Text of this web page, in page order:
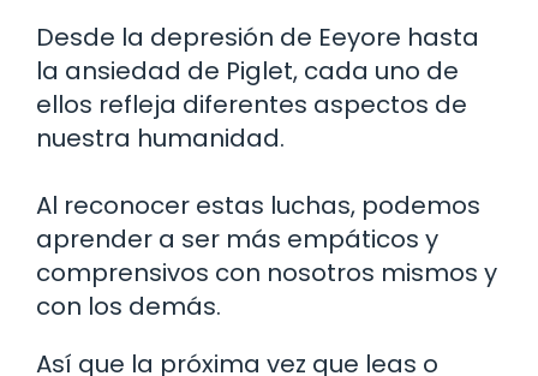
Desde la depresión de Eeyore hasta
la ansiedad de Piglet, cada uno de
ellos refleja diferentes aspectos de
nuestra humanidad.
Al reconocer estas luchas, podemos
aprender a ser más empáticos y
comprensivos con nosotros mismos y
con los demás.
Así que la próxima vez que leas o